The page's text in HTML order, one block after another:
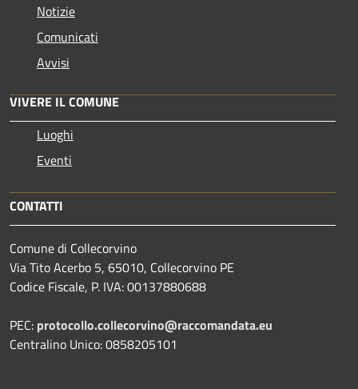
Notizie
Comunicati
Avvisi
VIVERE IL COMUNE
Luoghi
Eventi
CONTATTI
Comune di Collecorvino
Via Tito Acerbo 5, 65010, Collecorvino PE
Codice Fiscale, P. IVA: 00137880688
PEC: protocollo.collecorvino@raccomandata.eu
Centralino Unico: 0858205101